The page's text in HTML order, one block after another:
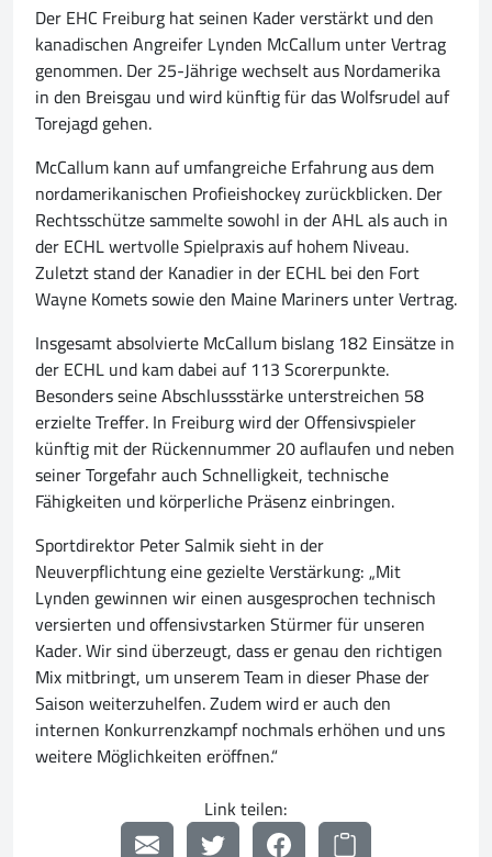
Der EHC Freiburg hat seinen Kader verstärkt und den
kanadischen Angreifer Lynden McCallum unter Vertrag
genommen. Der 25-Jährige wechselt aus Nordamerika
in den Breisgau und wird künftig für das Wolfsrudel auf
Torejagd gehen.
McCallum kann auf umfangreiche Erfahrung aus dem
nordamerikanischen Profieishockey zurückblicken. Der
Rechtsschütze sammelte sowohl in der AHL als auch in
der ECHL wertvolle Spielpraxis auf hohem Niveau.
Zuletzt stand der Kanadier in der ECHL bei den Fort
Wayne Komets sowie den Maine Mariners unter Vertrag.
Insgesamt absolvierte McCallum bislang 182 Einsätze in
der ECHL und kam dabei auf 113 Scorerpunkte.
Besonders seine Abschlussstärke unterstreichen 58
erzielte Treffer. In Freiburg wird der Offensivspieler
künftig mit der Rückennummer 20 auflaufen und neben
seiner Torgefahr auch Schnelligkeit, technische
Fähigkeiten und körperliche Präsenz einbringen.
Sportdirektor Peter Salmik sieht in der
Neuverpflichtung eine gezielte Verstärkung: „Mit
Lynden gewinnen wir einen ausgesprochen technisch
versierten und offensivstarken Stürmer für unseren
Kader. Wir sind überzeugt, dass er genau den richtigen
Mix mitbringt, um unserem Team in dieser Phase der
Saison weiterzuhelfen. Zudem wird er auch den
internen Konkurrenzkampf nochmals erhöhen und uns
weitere Möglichkeiten eröffnen.“
Link teilen: